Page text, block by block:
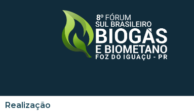
Realização